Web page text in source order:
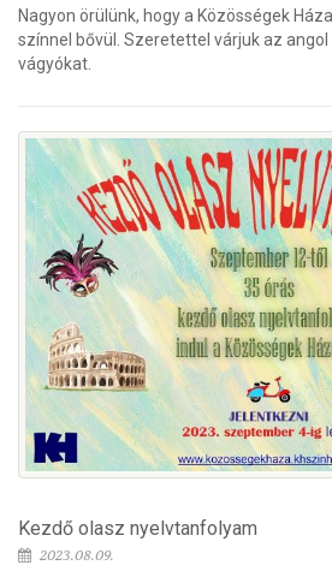
Nagyon örülünk, hogy a Közösségek
színnel bővül. Szeretettel várjuk az
vágyókat.
Kezdő olasz nyelvtanfolyam
2023.08.09.